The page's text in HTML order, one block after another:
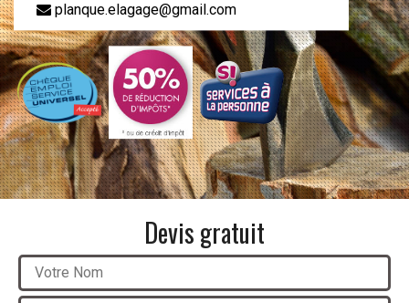
planque.elagage@gmail.com
Devis gratuit